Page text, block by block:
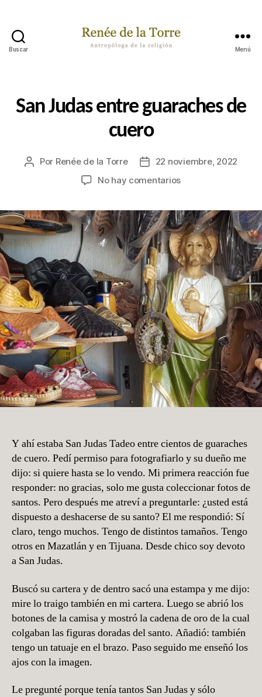
Buscar Menú
Categorías
Í
San Judas entre guaraches de
cuero
Autor
Por Renée de la Torre
Fecha22 noviembre, 2022
No hay comentariosen
entre
guaraches
de
cuero
Y ahí estaba San Judas Tadeo entre cientos de guaraches
de cuero. Pedí permiso para fotografiarlo y su dueño me
dijo: si quiere hasta se lo vendo. Mi primera reacción fue
responder: no gracias, solo me gusta coleccionar fotos de
santos. Pero después me atreví a preguntarle: ¿usted está
dispuesto a deshacerse de su santo? El me respondió: Sí
claro, tengo muchos. Tengo de distintos tamaños. Tengo
otros en Mazatlán y en Tijuana. Desde chico soy devoto
a San Judas.
Buscó su cartera y de dentro sacó una estampa y me dijo:
mire lo traigo también en mi cartera. Luego se abrió los
botones de la camisa y mostró la cadena de oro de la cual
colgaban las figuras doradas del santo. Añadió: también
tengo un tatuaje en el brazo. Paso seguido me enseñó los
ajos con la imagen.
Le pregunté porque tenía tantos San Judas y sólo